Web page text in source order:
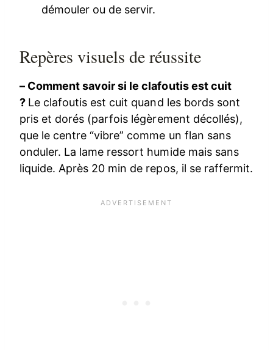
démouler ou de servir.
Repères visuels de réussite
– Comment savoir si le clafoutis est cuit
? Le clafoutis est cuit quand les bords sont
pris et dorés (parfois légèrement décollés),
que le centre “vibre” comme un flan sans
onduler. La lame ressort humide mais sans
liquide. Après 20 min de repos, il se raffermit.